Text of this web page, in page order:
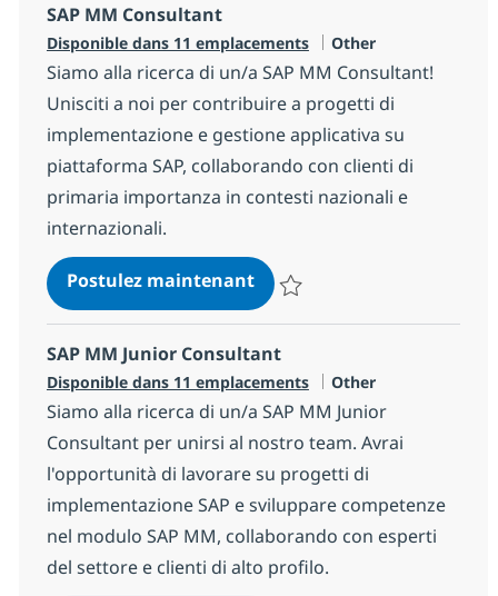
SAP MM Consultant
Disponible dans 11 emplacements Catégorie
Other
Siamo alla ricerca di un/a SAP MM Consultant!
Unisciti a noi per contribuire a progetti di
implementazione e gestione applicativa su
piattaforma SAP, collaborando con clienti di
primaria importanza in contesti nazionali e
internazionali.
Postulez maintenantSAP MM Consultant
SAP MM Junior Consultant
Disponible dans 11 emplacements Catégorie
Other
Siamo alla ricerca di un/a SAP MM Junior
Consultant per unirsi al nostro team. Avrai
l'opportunità di lavorare su progetti di
implementazione SAP e sviluppare competenze
nel modulo SAP MM, collaborando con esperti
del settore e clienti di alto profilo.